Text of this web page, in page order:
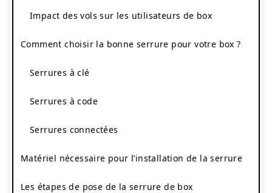
Impact des vols sur les utilisateurs de box
Comment choisir la bonne serrure pour votre box ?
Serrures à clé
Serrures à code
Serrures connectées
Matériel nécessaire pour l’installation de la serrure
Les étapes de pose de la serrure de box